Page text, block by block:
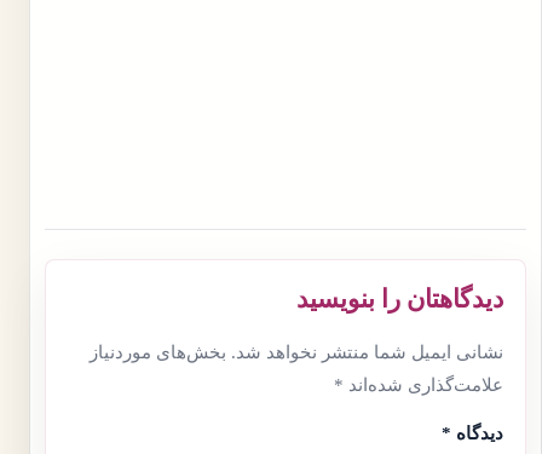
دیدگاهتان را بنویسید
نشانی ایمیل شما منتشر نخواهد شد. بخش‌های موردنیاز
علامت‌گذاری شده‌اند *
دیدگاه *